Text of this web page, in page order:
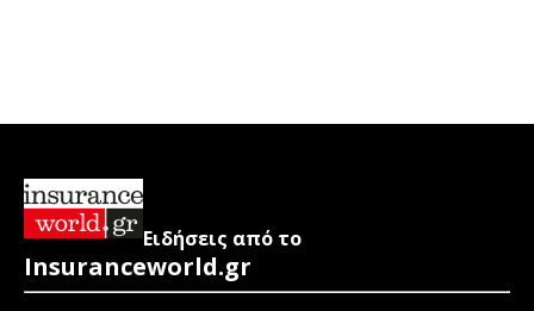
Ειδήσεις από το
Insuranceworld.gr